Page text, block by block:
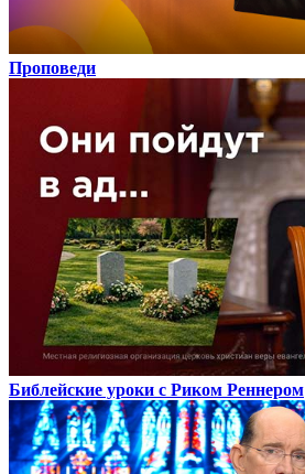
Проповеди
Библейские уроки с Риком Реннером